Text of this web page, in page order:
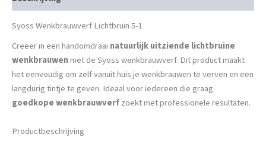
Syoss Wenkbrauwverf Lichtbruin 5-1
Creëer in een handomdraai natuurlijk uitziende lichtbruine
wenkbrauwenmet de Syoss wenkbrauwverf. Dit product maakt
het eenvoudig om zelf vanuit huis je wenkbrauwen te verven en een
langdurig tintje te geven. Ideaal voor iedereen die graag
goedkope wenkbrauwverfzoekt met professionele resultaten.
Productbeschrijving